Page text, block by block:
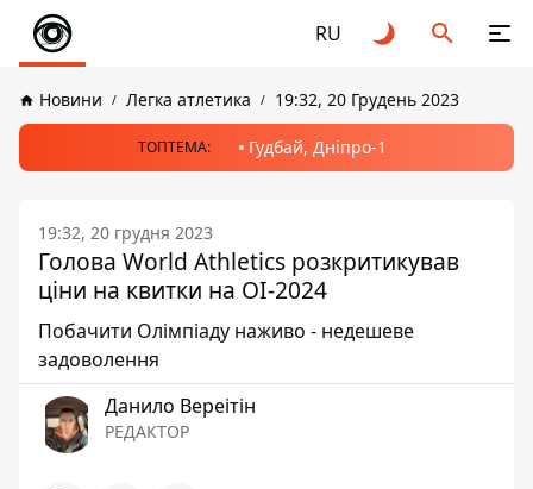
RU
Новини Легка атлетика 19:32, 20 Грудень 2023
ТОПТЕМА: Гудбай, Дніпро-1
19:32, 20 грудня 2023
Голова World Athletics розкритикував
ціни на квитки на ОІ-2024
Побачити Олімпіаду наживо - недешеве
задоволення
Данило Вереітін
РЕДАКТОР